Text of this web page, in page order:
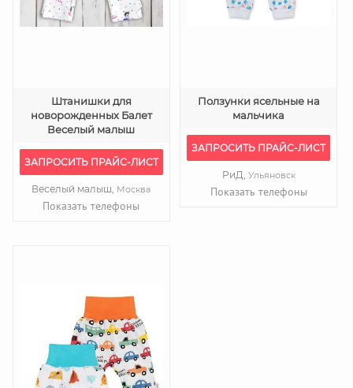
Штанишки для
новорожденных Балет
Веселый малыш
ЗАПРОСИТЬ ПРАЙС-ЛИСТ
Веселый малыш, Москва
Показать телефоны
Ползунки ясельные на
мальчика
ЗАПРОСИТЬ ПРАЙС-ЛИСТ
РиД, Ульяновск
Показать телефоны